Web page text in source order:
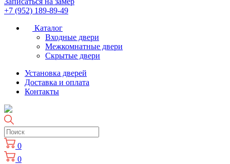
+7 (952) 189-89-49
Каталог
Входные двери
Межкомнатные двери
Скрытые двери
Установка дверей
Доставка и оплата
Контакты
0
0